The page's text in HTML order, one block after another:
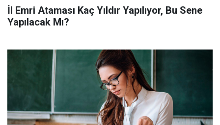
İl Emri Ataması Kaç Yıldır Yapılıyor, Bu Sene
Yapılacak Mı?